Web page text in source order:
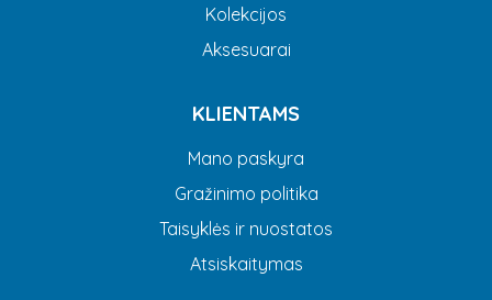
Kolekcijos
Aksesuarai
KLIENTAMS
Mano paskyra
Gražinimo politika
Taisyklės ir nuostatos
Atsiskaitymas